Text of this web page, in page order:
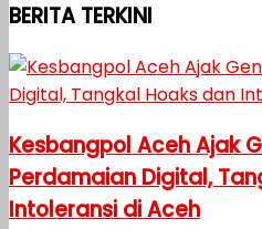
BERITA TERKINI
Kesbangpol Aceh Ajak
Perdamaian Digital,
Intoleransi di Aceh